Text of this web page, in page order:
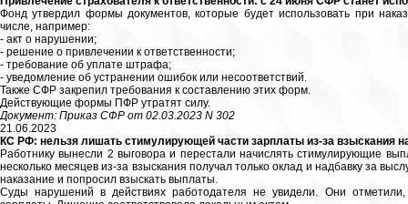
Фонд утвердил формы документов, которые будет использовать при
числе, например:
- акт о нарушении;
- решение о привлечении к ответственности;
- требование об уплате штрафа;
- уведомление об устранении ошибок или несоответствий.
Также СФР закрепил требования к составлению этих форм.
Действующие формы ПФР утратят силу.
Документ: Приказ СФР от 02.03.2023 N 302
21.06.2023
КС РФ: нельзя лишать стимулирующей части зарплаты из-за взыскания
Работнику вынесли 2 выговора и перестали начислять стимулирующие
несколько месяцев из-за взыскания получал только оклад и надбавку за
наказание и попросил взыскать выплаты.
Суды нарушений в действиях работодателя не увидели. Они